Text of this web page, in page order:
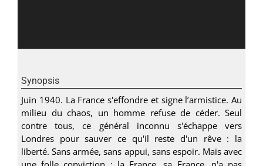
Synopsis
Juin 1940. La France s'effondre et signe l’armistice. Au
milieu du chaos, un homme refuse de céder. Seul
contre tous, ce général inconnu s'échappe vers
Londres pour sauver ce qu'il reste d'un rêve : la
liberté. Sans armée, sans appui, sans espoir. Mais avec